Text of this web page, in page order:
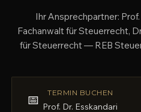
Ihr Ansprechpartner:
Fachanwalt für Steuerrecht,
für Steuerrecht — REB
📅 TERMIN BUCHEN
Prof. Dr. Esskandari